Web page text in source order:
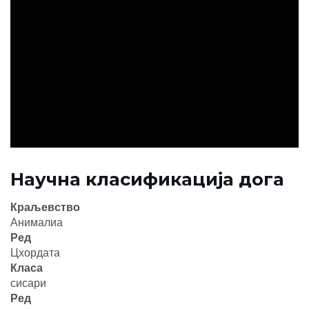
Научна класификација дога
Краљевство
Анималиа
Ред
Цхордата
Класа
сисари
Ред